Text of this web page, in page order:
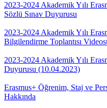
2023-2024 Akademik Yılı
Sözlü Sınav Duyurusu
2023-2024 Akademik Yılı
Bilgilendirme Toplantısı
2023-2024 Akademik Yılı
Duyurusu (10.04.2023)
Erasmus+ Öğrenim, Staj ve
Hakkında